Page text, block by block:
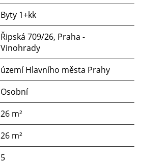
Byty 1+kk
Řipská 709/26, Praha -
Vinohrady
území Hlavního města Prahy
Osobní
26 m²
26 m²
5